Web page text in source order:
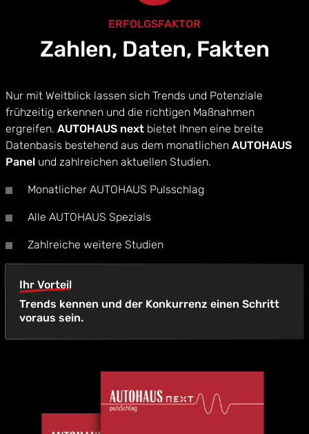
ERFOLGSFAKTOR
Zahlen, Daten, Fakten
Nur mit Weitblick lassen sich Trends und Potenziale
frühzeitig erkennen und die richtigen Maßnahmen
ergreifen. AUTOHAUS next bietet Ihnen eine breite
Datenbasis bestehend aus dem monatlichen AUTOHAUS
Panel und zahlreichen aktuellen Studien.
Monatlicher AUTOHAUS Pulsschlag
Alle AUTOHAUS Spezials
Zahlreiche weitere Studien
Ihr Vorteil
Trends kennen und der Konkurrenz einen Schritt
voraus sein.